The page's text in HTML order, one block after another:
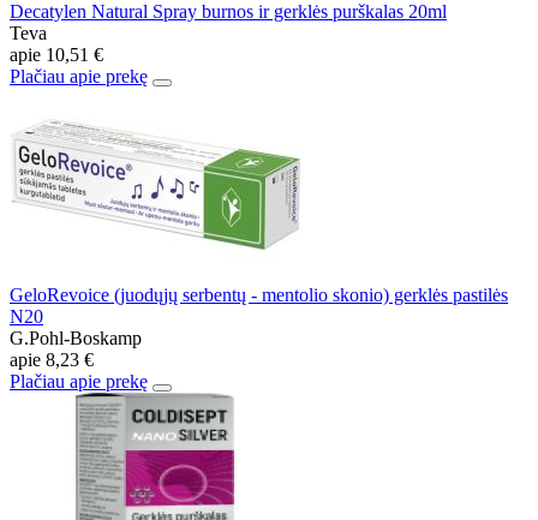
Decatylen Natural Spray burnos ir gerklės purškalas 20ml
Teva
apie 10,51 €
Plačiau apie prekę
GeloRevoice (juodųjų serbentų - mentolio skonio) gerklės pastilės
N20
G.Pohl-Boskamp
apie 8,23 €
Plačiau apie prekę